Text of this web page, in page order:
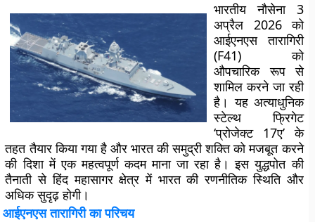
भारतीय नौसेना 3
अप्रैल 2026 को
आईएनएस तारागिरी
(F41) को
औपचारिक रूप से
शामिल करने जा रही
है। यह अत्याधुनिक
स्टेल्थ फ्रिगेट
‘प्रोजेक्ट 17ए’ के
तहत तैयार किया गया है और भारत की समुद्री शक्ति को मजबूत करने
की दिशा में एक महत्वपूर्ण कदम माना जा रहा है। इस युद्धपोत की
तैनाती से हिंद महासागर क्षेत्र में भारत की रणनीतिक स्थिति और
अधिक सुदृढ़ होगी।
आईएनएस तारागिरी का परिचय